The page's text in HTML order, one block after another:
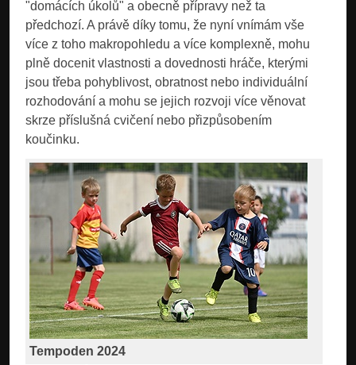
"domácích úkolů" a obecně přípravy než ta
předchozí. A právě díky tomu, že nyní vnímám vše
více z toho makropohledu a více komplexně, mohu
plně docenit vlastnosti a dovednosti hráče, kterými
jsou třeba pohyblivost, obratnost nebo individuální
rozhodování a mohu se jejich rozvoji více věnovat
skrze příslušná cvičení nebo přizpůsobením
koučinku.
Tempoden 2024